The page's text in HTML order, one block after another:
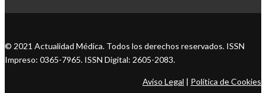
© 2021 Actualidad Médica. Todos los derechos reservados. ISSN
Impreso: 0365-7965. ISSN Digital: 2605-2083.
Aviso Legal | Política de Cookies